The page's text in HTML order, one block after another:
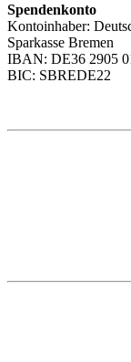
Spendenkonto
Kontoinhaber:
Sparkasse Bremen
IBAN: DE36 2905
BIC: SBREDE22